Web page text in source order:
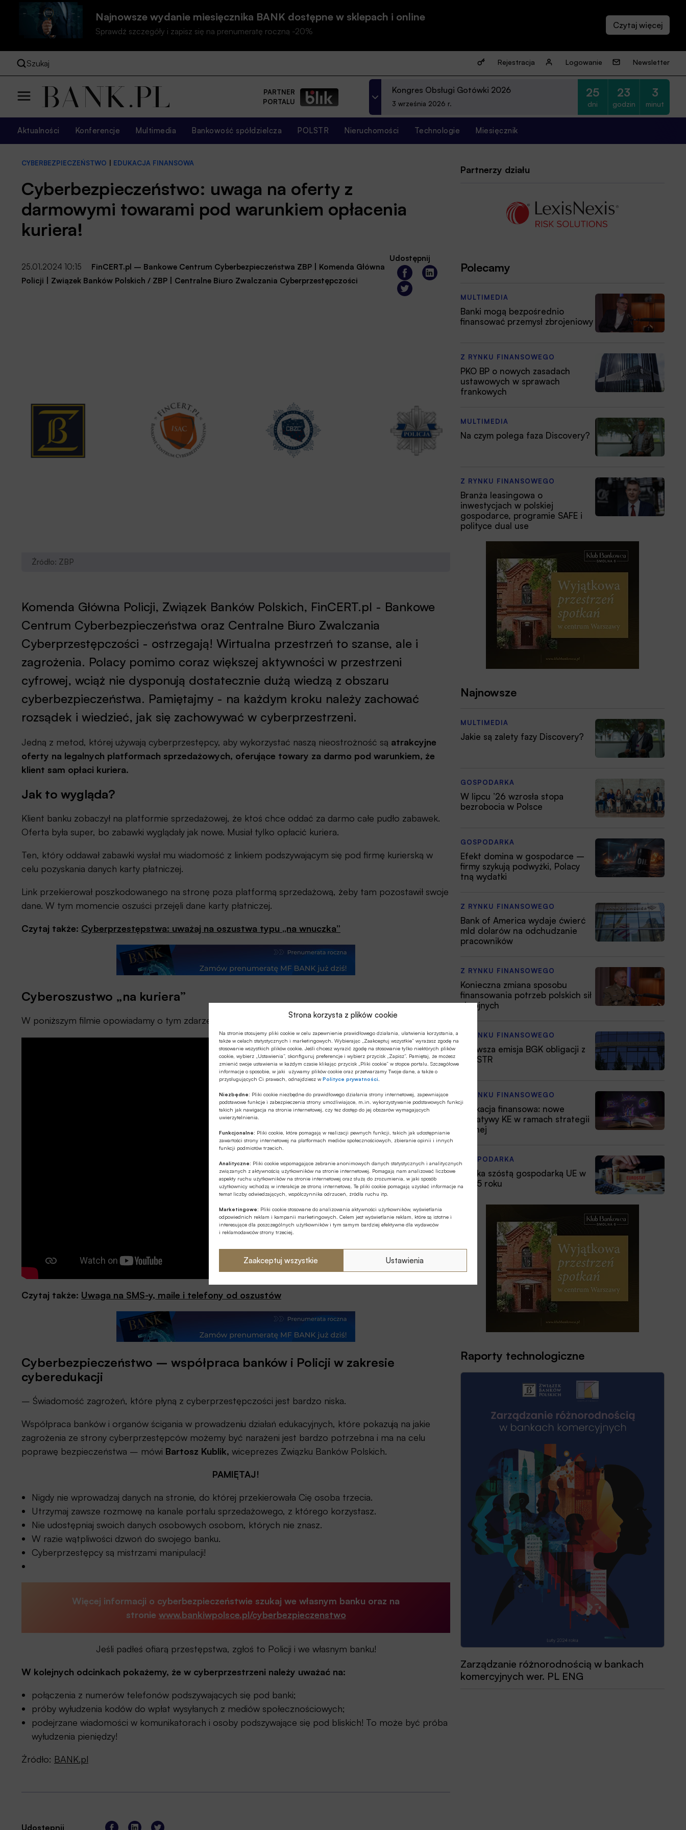
Strona korzysta z plików cookie
Na stronie stosujemy pliki cookie w celu zapewnienie prawidłowego działania, ułatwienia korzystania, a
także w celach statystycznych i marketingowych. Wybierając „Zaakceptuj wszystkie” wyrażasz zgodę na
stosowanie wszystkich plików cookie. Jeśli chcesz wyrazić zgodę na stosowanie tylko niektórych plików
cookie, wybierz „Ustawienia”, skonfiguruj preferencje i wybierz przycisk „Zapisz”. Pamiętaj, że możesz
zmienić swoje ustawienia w każdym czasie klikając przycisk „Pliki cookie” w stopce portalu. Szczegółowe
informacje o sposobie, w jaki używamy plików cookie oraz przetwarzamy Twoje dane, a także o
przysługujących Ci prawach, odnajdziesz wPolityce prywatności
Niezbędne: Pliki cookie niezbędne do prawidłowego działania strony internetowej, zapewniające
podstawowe funkcje i zabezpieczenia strony umożliwiające, m.in. wykorzystywanie podstawowych funkcji
takich jak nawigacja na stronie internetowej, czy tez dostęp do jej obszarów wymagających
uwierzytelnienia.
Funkcjonalne: Pliki cookie, które pomagają w realizacji pewnych funkcji, takich jak udostępnianie
zawartości strony internetowej na platformach mediów społecznościowych, zbieranie opinii i innych
funkcji podmiotów trzecich.
Analityczne: Pliki cookie wspomagające zebranie anonimowych danych statystycznych i analitycznych
związanych z aktywnością użytkowników na stronie internetowej. Pomagają nam analizować liczbowe
aspekty ruchu użytkowników na stronie internetowej oraz służą do zrozumienia, w jaki sposób
użytkownicy wchodzą w interakcje ze stroną internetową. Te pliki cookie pomagają uzyskać informacje na
temat liczby odwiedzających, współczynnika odrzuceń, źródła ruchu itp.
Marketingowe: Pliki cookie stosowane do analizowania aktywności użytkowników, wyświetlania
odpowiednich reklam i kampanii marketingowych. Celem jest wyświetlanie reklam, które są istotne i
interesujące dla poszczególnych użytkowników i tym samym bardziej efektywne dla wydawców
i reklamodawców strony trzeciej.
Zaakceptuj wszystkie Ustawienia
Najnowsze wydanie miesięcznika BANK dostępne w sklepach i online
Sprawdź szczegóły i zapisz się na prenumeratę roczną -20%
Szukaj Rejestracja Logowanie Newsletter
PARTNER
PORTALU
Kongres Obsługi Gotówki 2026
3 września 2026 r.
25
dni
23
godzin
3
minut
Aktualności Konferencje Multimedia Bankowość spółdzielcza POLSTR Nieruchomości Technologie Miesięcznik
CYBERBEZPIECZEŃSTWO | EDUKACJA FINANSOWA
Cyberbezpieczeństwo: uwaga na oferty z
darmowymi towarami pod warunkiem opłacenia
kuriera!
25.01.2024 10:15 FinCERT.pl – Bankowe Centrum Cyberbezpieczeństwa ZBP
Komenda Główna
Policji
Związek Banków Polskich / ZBP Centralne Biuro Zwalczania Cyberprzestępczości
Udostępnij
Źródło: ZBP
Komenda Główna Policji, Związek Banków Polskich, FinCERT.pl - Bankowe
Centrum Cyberbezpieczeństwa oraz Centralne Biuro Zwalczania
Cyberprzestępczości - ostrzegają! Wirtualna przestrzeń to szanse, ale i
zagrożenia. Polacy pomimo coraz większej aktywności w przestrzeni
cyfrowej, wciąż nie dysponują dostatecznie dużą wiedzą z obszaru
cyberbezpieczeństwa. Pamiętajmy - na każdym kroku należy zachować
rozsądek i wiedzieć, jak się zachowywać w cyberprzestrzeni.
Jedną z metod, której używają cyberprzestępcy, aby wykorzystać naszą nieostrożność są atrakcyjne
oferty na legalnych platformach sprzedażowych, oferujące towary za darmo pod warunkiem, że
klient sam opłaci kuriera.
Jak to wygląda?
Klient banku zobaczył na platformie sprzedażowej, że ktoś chce oddać za darmo całe pudło zabawek.
Oferta była super, bo zabawki wyglądały jak nowe. Musiał tylko opłacić kuriera.
Ten, który oddawał zabawki wysłał mu wiadomość z linkiem podszywającym się pod firmę kurierską w
celu pozyskania danych karty płatniczej.
Link przekierował poszkodowanego na stronę poza platformą sprzedażową, żeby tam pozostawił swoje
dane. W tym momencie oszuści przejęli dane karty płatniczej.
Czytaj także: Cyberprzestępstwa: uważaj na oszustwa typu „na wnuczka”
Cyberoszustwo „na kuriera”
W poniższym filmie opowiadamy o tym zdarzeniu:
Czytaj także: Uwaga na SMS-y, maile i telefony od oszustów
Cyberbezpieczeństwo – współpraca banków i Policji w zakresie
cyberedukacji
– Świadomość zagrożeń, które płyną z cyberprzestępczości jest bardzo niska.
Współpraca banków i organów ścigania w prowadzeniu działań edukacyjnych, które pokazują na jakie
zagrożenia ze strony cyberprzestępców możemy być narażeni jest bardzo potrzebna i ma na celu
poprawę bezpieczeństwa – mówi Bartosz Kublik, wiceprezes Związku Banków Polskich.
PAMIĘTAJ!
Nigdy nie wprowadzaj danych na stronie, do której przekierowała Cię osoba trzecia.
Utrzymaj zawsze rozmowę na kanale portalu sprzedażowego, z którego korzystasz.
Nie udostępniaj swoich danych osobowych osobom, których nie znasz.
W razie wątpliwości dzwoń do swojego banku.
Cyberprzestępcy są mistrzami manipulacji!
Więcej informacji o cyberbezpieczeństwie szukaj we własnym banku oraz na
stronie www.bankiwpolsce.pl/cyberbezpieczenstwo
Jeśli padłeś ofiarą przestępstwa, zgłoś to Policji i we własnym banku!
W kolejnych odcinkach pokażemy, że w cyberprzestrzeni należy uważać na:
połączenia z numerów telefonów podszywających się pod banki;
próby wyłudzenia kodów do wpłat wysyłanych z mediów społecznościowych;
podejrzane wiadomości w komunikatorach i osoby podszywające się pod bliskich! To może być próba
wyłudzenia pieniędzy!
Źródło: BANK.pl
Udostępnij
Partnerzy działu
Polecamy
MULTIMEDIA
Banki mogą bezpośrednio
finansować przemysł zbrojeniowy
Z RYNKU FINANSOWEGO
PKO BP o nowych zasadach
ustawowych w sprawach
frankowych
MULTIMEDIA
Na czym polega faza Discovery?
Z RYNKU FINANSOWEGO
Branża leasingowa o
inwestycjach w polskiej
gospodarce, programie SAFE i
polityce dual use
Najnowsze
MULTIMEDIA
Jakie są zalety fazy Discovery?
GOSPODARKA
W lipcu ’26 wzrosła stopa
bezrobocia w Polsce
GOSPODARKA
Efekt domina w gospodarce –
firmy szykują podwyżki, Polacy
tną wydatki
Z RYNKU FINANSOWEGO
Bank of America wydaje ćwierć
mld dolarów na odchudzanie
pracowników
Z RYNKU FINANSOWEGO
Konieczna zmiana sposobu
finansowania potrzeb polskich sił
zbrojnych
Z RYNKU FINANSOWEGO
Pierwsza emisja BGK obligacji z
POLSTR
Z RYNKU FINANSOWEGO
Edukacja finansowa: nowe
inicjatywy KE w ramach strategii
unijnej
GOSPODARKA
Polska szóstą gospodarką UE w
2025 roku
Raporty technologiczne
Zarządzanie różnorodnością w bankach
komercyjnych wer. PL ENG
Przewodnik dobrych praktyk 2025